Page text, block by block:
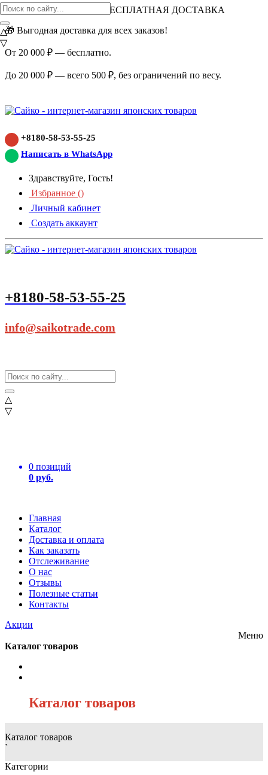
ВНИМАНИЕ АКЦИЯ!
БЕСПЛАТНАЯ ДОСТАВКА
🎁 Выгодная доставка для всех заказов!
От 20 000 ₽ — бесплатно.
До 20 000 ₽ — всего 500 ₽, без ограничений по весу.
+8180-58-53-55-25
Написать в WhatsApp
Здравствуйте, Гость!
Избранное ()
Личный кабинет
Создать аккаунт
+8180-58-53-55-25
info@saikotrade.com
△
▽
0 позиций
0 руб.
Главная
Каталог
Доставка и оплата
Как заказать
Отслеживание
О нас
Отзывы
Полезные статьи
Контакты
Акции
△
▽
Меню
Каталог товаров
Каталог товаров
Каталог товаров
`
Категории